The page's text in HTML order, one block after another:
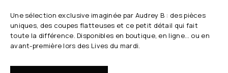
Une sélection exclusive imaginée par Audrey B : des pièces
uniques, des coupes flatteuses et ce petit détail qui fait
toute la différence. Disponibles en boutique, en ligne… ou en
avant-première lors des Lives du mardi.